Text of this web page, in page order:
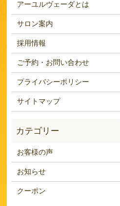
アーユルヴェーダとは
サロン案内
採用情報
ご予約・お問い合わせ
プライバシーポリシー
サイトマップ
お客様の声
お知らせ
クーポン